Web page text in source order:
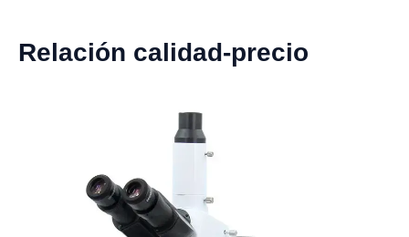
Relación calidad-precio